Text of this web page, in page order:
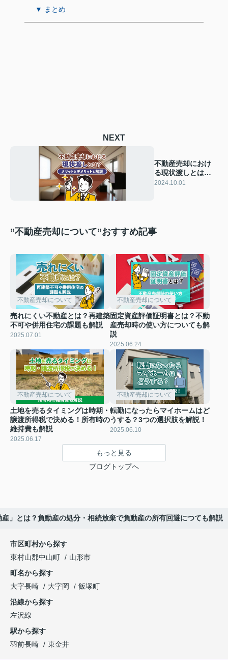
▼ まとめ
NEXT
不動産売却におけ
る現状渡しとは？
メリットとデメリ
2024.10.01
”不動産売却について”おすすめ記事
不動産売却について
売れにくい不動産とは？再建築
不可や併用住宅の課題も解説
2025.07.01
不動産売却について
固定資産評価証明書とは？不動
産売却時の使い方についても解
説
2025.06.24
不動産売却について
土地を売るタイミングは時期・
譲渡所得税で決める！所有時の
維持費も解説
2025.06.17
不動産売却について
転勤になったらマイホームはど
うする？3つの選択肢を解説！
2025.06.10
もっと見る
ブログトップへ
産」とは？負動産の処分・相続放棄で負動産の所有回避につても解説
市区町村から探す
東村山郡中山町
山形市
町名から探す
大字長崎
大字岡
飯塚町
沿線から探す
左沢線
駅から探す
羽前長崎
東金井